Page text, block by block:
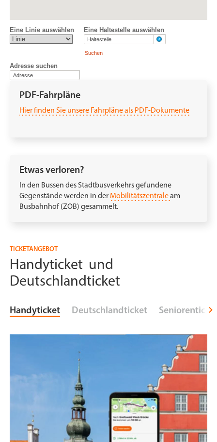
PDF-Fahrpläne
Hier finden Sie unsere Fahrpläne als PDF-Dokumente
Etwas verloren?
In den Bussen des Stadtbusverkehrs gefundene
Gegenstände werden in der Mobilitätszentraleam
Busbahnhof (ZOB) gesammelt.
TICKETANGEBOT
Handyticket und
Deutschlandticket
Handyticket Deutschlandticket